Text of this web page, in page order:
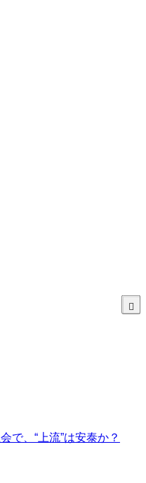
で、“上流”は安泰か？